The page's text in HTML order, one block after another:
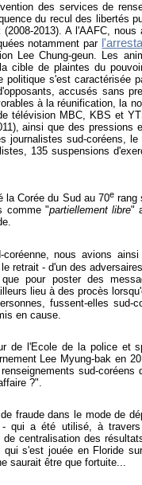
des services de
du recul des libertés
2013). A l'AAFC,
notamment par
Lee Chung-geun. Les
cible de plaintes du
s'est caractérisée
accusés sans
à la réunification, la
télévision MBC, KBS et
ainsi que des pressions
sud-coréens, le
135 suspensions
la Corée du Sud au 70erang
comme "partiellement libre"
nous avions ainsi
retrait - d'un des
que pour poster des
lieu à des procès
fussent-elles sud-
en cause.
de l'Ecole de la police et
Lee Myung-bak en
sud-coréens
?".
fraude dans le mode de
qui a été utilisé, à
centralisation des
s'est jouée en Floride
saurait être que fortuite...